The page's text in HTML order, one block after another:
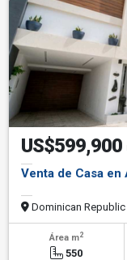
US$599,900
Venta de Casa
Dominican Republic
Área m2
550